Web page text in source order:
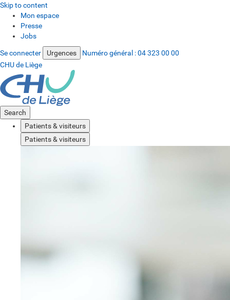
Skip to content
Mon espace
Presse
Jobs
Se connecter Urgences Numéro général :04 323 00 00
CHU de Liège
Search
Patients & visiteurs
Patients & visiteurs